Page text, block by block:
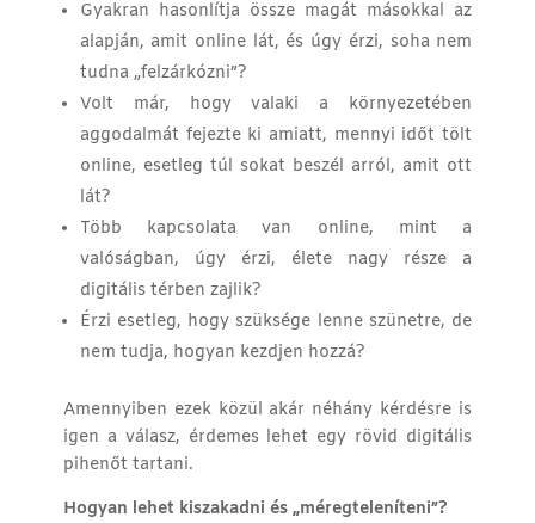
Gyakran hasonlítja össze magát másokkal az
alapján, amit online lát, és úgy érzi, soha nem
tudna „felzárkózni”?
Volt már, hogy valaki a környezetében
aggodalmát fejezte ki amiatt, mennyi időt tölt
online, esetleg túl sokat beszél arról, amit ott
lát?
Több kapcsolata van online, mint a
valóságban, úgy érzi, élete nagy része a
digitális térben zajlik?
Érzi esetleg, hogy szüksége lenne szünetre, de
nem tudja, hogyan kezdjen hozzá?
Amennyiben ezek közül akár néhány kérdésre is
igen a válasz, érdemes lehet egy rövid digitális
pihenőt tartani.
Hogyan lehet kiszakadni és „méregteleníteni”?